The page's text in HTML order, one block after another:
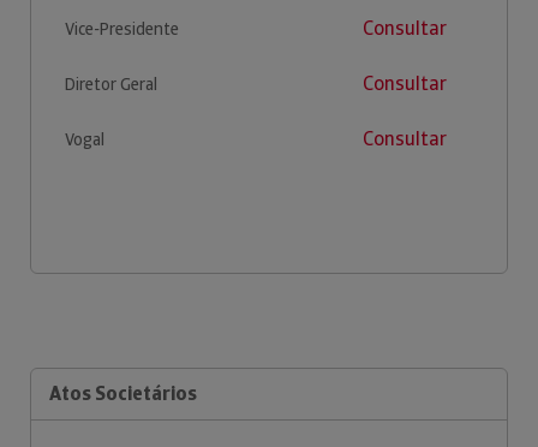
Vice-Presidente Consultar
Diretor Geral Consultar
Vogal Consultar
Atos Societários